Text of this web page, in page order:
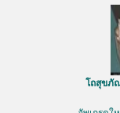
โถสุขภั